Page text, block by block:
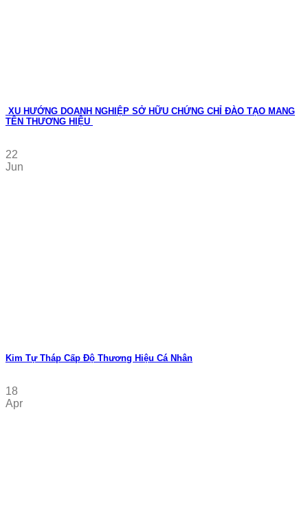
XU HƯỚNG DOANH NGHIỆP SỞ HỮU CHỨNG CHỈ ĐÀO TẠO MANG
TÊN THƯƠNG HIỆU
22
Jun
Kim Tự Tháp Cấp Độ Thương Hiệu Cá Nhân
18
Apr